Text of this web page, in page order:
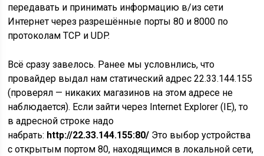
передавать и принимать информацию в/из сети
Интернет через разрешённые порты 80 и 8000 по
протоколам TCP и UDP.
Всё сразу завелось. Ранее мы условнлись, что
провайдер выдал нам статический адрес 22.33.144.155
(проверял — никаких магазинов на этом адресе не
наблюдается). Если зайти через Internet Explorer (IE), то
в адресной строке надо
набрать: http://22.33.144.155:80/ Это выбор устройства
с открытым портом 80, находящимся в локальной сети,